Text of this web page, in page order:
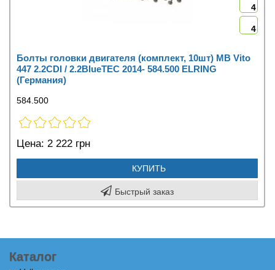
4
4
Болты головки двигателя (комплект, 10шт) MB Vito
447 2.2CDI / 2.2BlueTEC 2014- 584.500 ELRING
(Германия)
584.500
Цена: 2 222 грн
КУПИТЬ
Быстрый заказ
Каталог